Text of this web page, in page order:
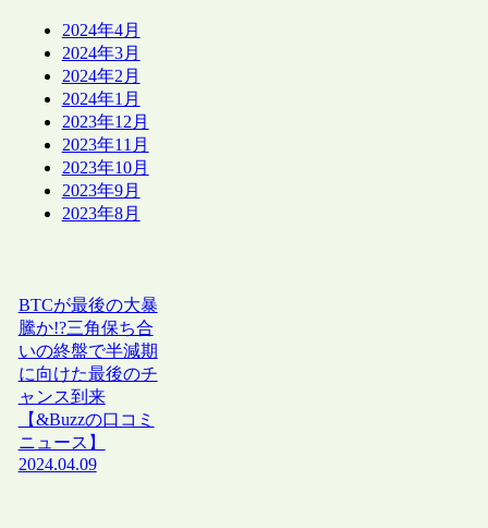
2024年4月
2024年3月
2024年2月
2024年1月
2023年12月
2023年11月
2023年10月
2023年9月
2023年8月
BTCが最後の大暴
騰か!?三角保ち合
いの終盤で半減期
に向けた最後のチ
ャンス到来
【&Buzzの口コミ
ニュース】
2024.04.09